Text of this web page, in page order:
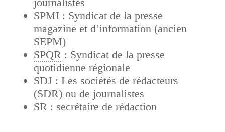
journalistes
SPMI : Syndicat de la presse
magazine et d’information (ancien
SEPM)
SPQR : Syndicat de la presse
quotidienne régionale
SDJ : Les sociétés de rédacteurs
(SDR) ou de journalistes
SR : secrétaire de rédaction